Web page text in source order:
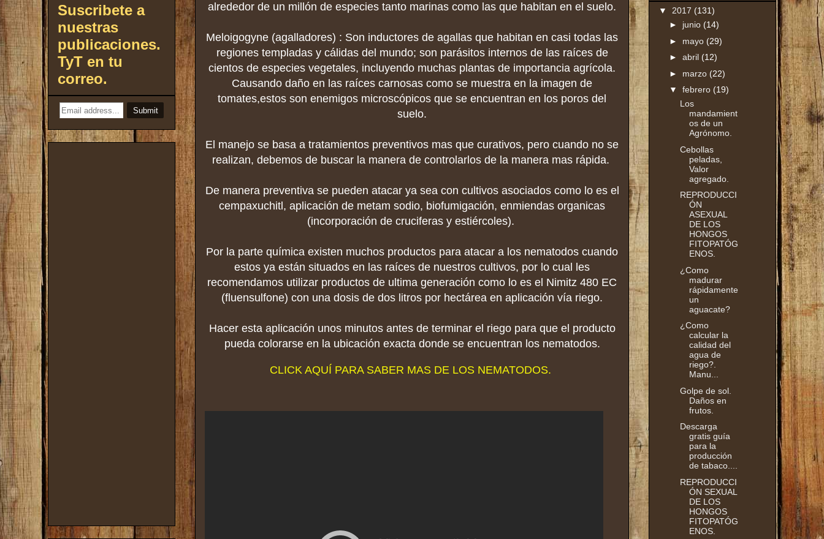
alrededor de un millón de especies tanto marinas como las que habitan en el suelo.
Meloigogyne (agalladores) : Son inductores de agallas que habitan en casi todas las
regiones templadas y cálidas del mundo; son parásitos internos de las raíces de
cientos de especies vegetales, incluyendo muchas plantas de importancia agrícola.
Causando daño en las raíces carnosas como se muestra en la imagen de
tomates,estos son enemigos microscópicos que se encuentran en los poros del
suelo.
El manejo se basa a tratamientos preventivos mas que curativos, pero cuando no se
realizan, debemos de buscar la manera de controlarlos de la manera mas rápida.
De manera preventiva se pueden atacar ya sea con cultivos asociados como lo es el
cempaxuchitl, aplicación de metam sodio, biofumigación, enmiendas organicas
(incorporación de cruciferas y estiércoles).
Por la parte química existen muchos productos para atacar a los nematodos cuando
estos ya están situados en las raíces de nuestros cultivos, por lo cual les
recomendamos utilizar productos de ultima generación como lo es el Nimitz 480 EC
(fluensulfone) con una dosis de dos litros por hectárea en aplicación vía riego.
Hacer esta aplicación unos minutos antes de terminar el riego para que el producto
pueda colorarse en la ubicación exacta donde se encuentran los nematodos.
CLICK AQUÍ PARA SABER MAS DE LOS NEMATODOS.
Suscribete a
nuestras
publicaciones.
TyT en tu
correo.
▼ 2017 (131)
► junio (14)
► mayo (29)
► abril (12)
► marzo (22)
▼ febrero (19)
Los
mandamient
os de un
Agrónomo.
Cebollas
peladas,
Valor
agregado.
REPRODUCCI
ÓN
ASEXUAL
DE LOS
HONGOS
FITOPATÓG
ENOS.
¿Como
madurar
rápidamente
un
aguacate?
¿Como
calcular la
calidad del
agua de
riego?.
Manu...
Golpe de sol.
Daños en
frutos.
Descarga
gratis guía
para la
producción
de tabaco....
REPRODUCCI
ÓN SEXUAL
DE LOS
HONGOS
FITOPATÓG
ENOS.